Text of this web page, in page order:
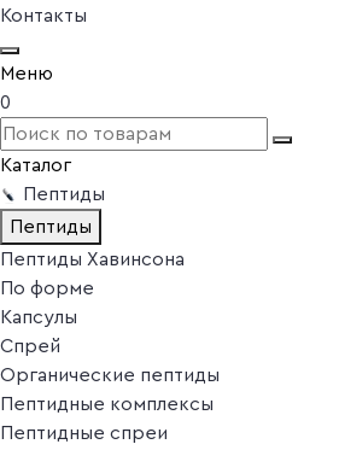
Контакты
Меню
0
Каталог
Пептиды
Пептиды
Пептиды Хавинсона
По форме
Капсулы
Спрей
Органические пептиды
Пептидные комплексы
Пептидные спреи